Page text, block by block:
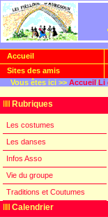
Accueil
Sites des amis
Vous êtes ici >> Accueil/Li
Rubriques
Les costumes
Les danses
Infos Asso
Vie du groupe
Traditions et Coutumes
Calendrier